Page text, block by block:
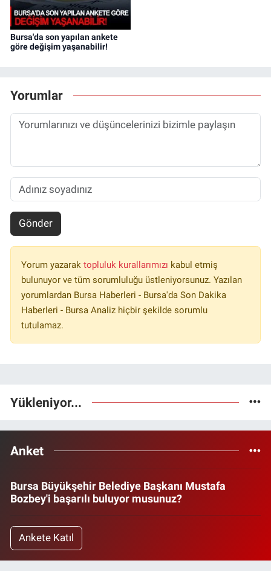
Bursa'da son yapılan ankete
göre değişim yaşanabilir!
Yorumlar
Gönder
Yorum yazarak topluluk kurallarımızı kabul etmiş
bulunuyor ve tüm sorumluluğu üstleniyorsunuz. Yazılan
yorumlardan Bursa Haberleri - Bursa'da Son Dakika
Haberleri - Bursa Analiz hiçbir şekilde sorumlu
tutulamaz.
Yükleniyor...
Anket
Bursa Büyükşehir Belediye Başkanı Mustafa
Bozbey'i başarılı buluyor musunuz?
Ankete Katıl